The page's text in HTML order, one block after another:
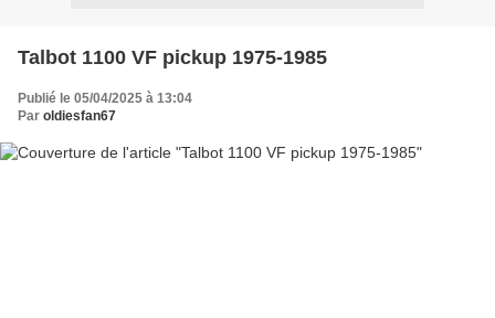
Talbot 1100 VF pickup 1975-1985
Publié le 05/04/2025 à 13:04
Par oldiesfan67